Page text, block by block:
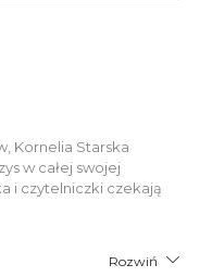
Kornelia Starska
w całej swojej
i czytelniczki czekają
Rozwiń